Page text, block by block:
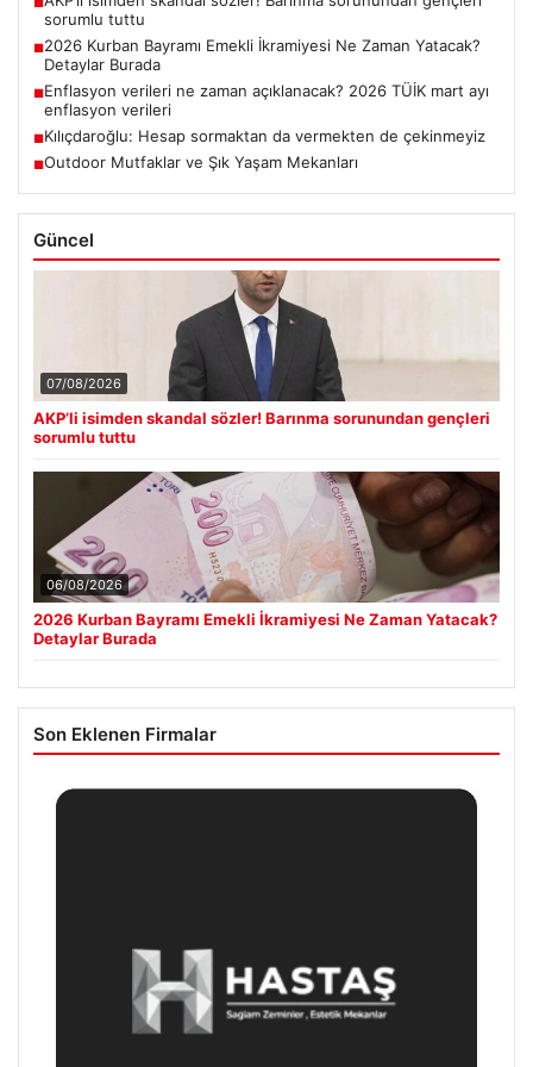
sorumlu tuttu
■2026 Kurban Bayramı Emekli İkramiyesi Ne Zaman Yatacak?
Detaylar Burada
■Enflasyon verileri ne zaman açıklanacak? 2026 TÜİK mart ayı
enflasyon verileri
■Kılıçdaroğlu: Hesap sormaktan da vermekten de çekinmeyiz
■Outdoor Mutfaklar ve Şık Yaşam Mekanları
Güncel
07/08/2026
AKP’li isimden skandal sözler! Barınma sorunundan gençleri
sorumlu tuttu
06/08/2026
2026 Kurban Bayramı Emekli İkramiyesi Ne Zaman Yatacak?
Detaylar Burada
Son Eklenen Firmalar